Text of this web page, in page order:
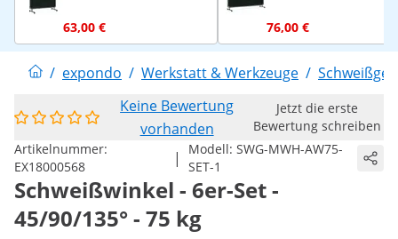
63,00 € 76,00 €
/ expondo / Werkstatt & Werkzeuge /
Keine Bewertung
vorhanden
Jetzt die erste
Bewertung schreiben
Artikelnummer:
EX18000568
| Modell: SWG-MWH-AW75-
SET-1
Schweißwinkel - 6er-Set -
45/90/135° - 75 kg